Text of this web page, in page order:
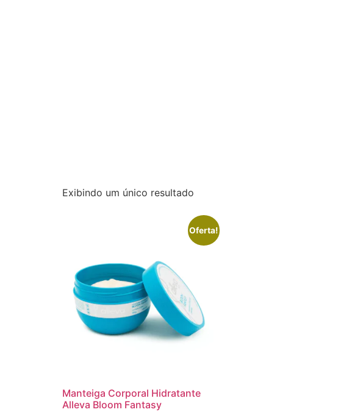
Exibindo um único resultado
Oferta!
Manteiga Corporal Hidratante
Alleva Bloom Fantasy